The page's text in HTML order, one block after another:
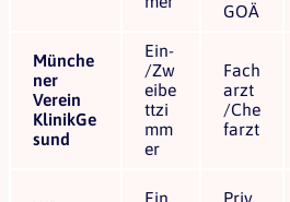
GOÄ
Münche
ner
Verein
KlinikGe
sund
Ein-
/Zw
eibe
ttzi
mm
er
Fach
arzt
/Che
farzt
Ein
Priv